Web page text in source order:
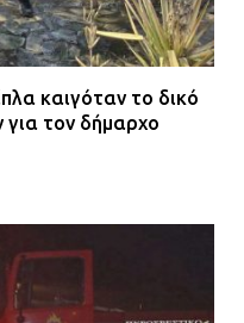
καιγόταν το δικό
για τον δήμαρχο